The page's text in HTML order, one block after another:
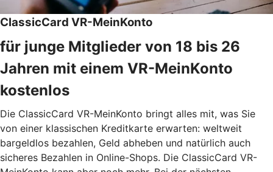
ClassicCard VR-MeinKonto
für junge Mitglieder von 18 bis 26
Jahren mit einem VR-MeinKonto
kostenlos
Die ClassicCard VR-MeinKonto bringt alles mit, was Sie
von einer klassischen Kreditkarte erwarten: weltweit
bargeldlos bezahlen, Geld abheben und natürlich auch
sicheres Bezahlen in Online-Shops. Die ClassicCard VR-